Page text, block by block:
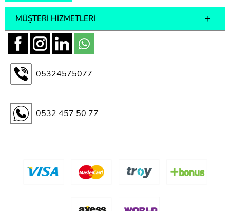
MÜŞTERI HIZMETLERI
05324575077
0532 457 50 77